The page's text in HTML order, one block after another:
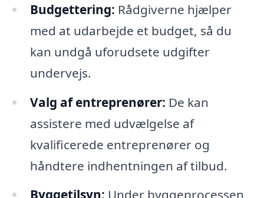
Budgettering: Rådgiverne hjælper
med at udarbejde et budget, så du
kan undgå uforudsete udgifter
undervejs.
Valg af entreprenører: De kan
assistere med udvælgelse af
kvalificerede entreprenører og
håndtere indhentningen af tilbud.